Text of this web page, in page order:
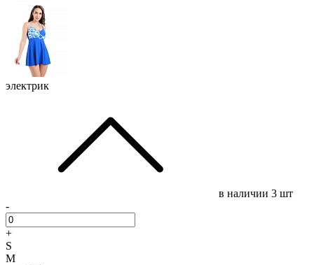
электрик
в наличии 3 шт
-
+
S
M